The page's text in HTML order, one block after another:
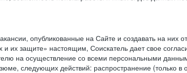
опубликованные на Сайте и создавать на них
их защите» настоящим, Соискатель дает свое
на осуществление со всеми персональными
следующих действий: распространение (только